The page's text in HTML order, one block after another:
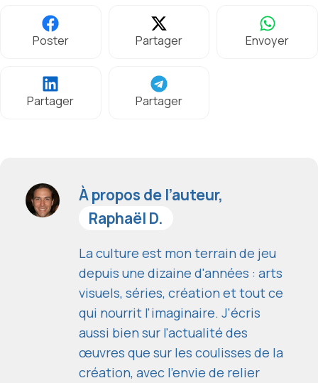
Poster Partager Envoyer
Partager Partager
À propos de l’auteur,
Raphaël D.
La culture est mon terrain de jeu
depuis une dizaine d'années : arts
visuels, séries, création et tout ce
qui nourrit l'imaginaire. J'écris
aussi bien sur l'actualité des
œuvres que sur les coulisses de la
création, avec l'envie de relier